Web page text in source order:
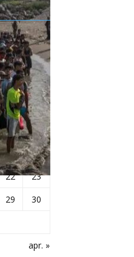
S D
apr. »
1
2
8
9
15
16
22
23
29
30